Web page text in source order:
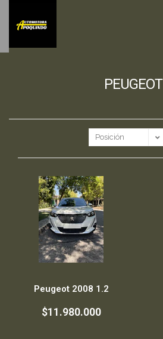
PEUGEOT
Peugeot 2008 1.2
$11.980.000